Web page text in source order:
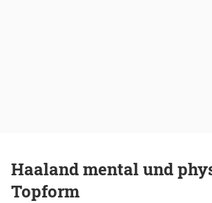
Haaland mental und
Topform